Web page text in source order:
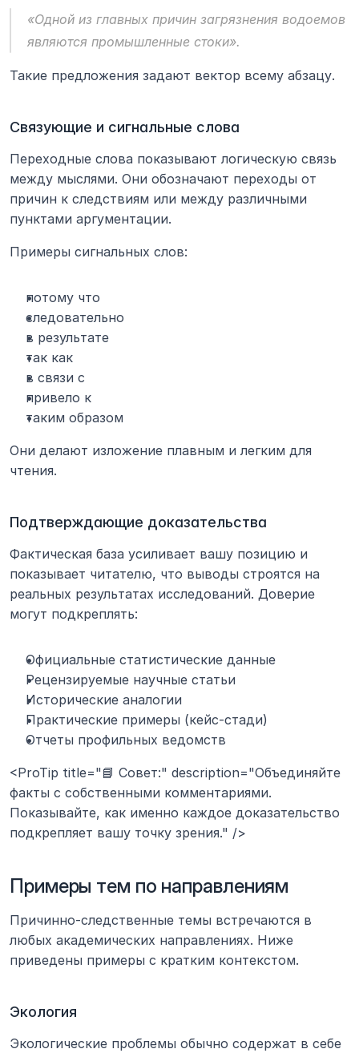
«Одной из главных причин загрязнения водоемов
являются промышленные стоки».
Такие предложения задают вектор всему абзацу.
Связующие и сигнальные слова
Переходные слова показывают логическую связь
между мыслями. Они обозначают переходы от
причин к следствиям или между различными
пунктами аргументации.
Примеры сигнальных слов:
потому что
следовательно
в результате
так как
в связи с
привело к
таким образом
Они делают изложение плавным и легким для
чтения.
Подтверждающие доказательства
Фактическая база усиливает вашу позицию и
показывает читателю, что выводы строятся на
реальных результатах исследований. Доверие
могут подкреплять:
Официальные статистические данные
Рецензируемые научные статьи
Исторические аналогии
Практические примеры (кейс-стади)
Отчеты профильных ведомств
<ProTip title="📘 Совет:" description="Объединяйте
факты с собственными комментариями.
Показывайте, как именно каждое доказательство
подкрепляет вашу точку зрения." />
Примеры тем по направлениям
Причинно-следственные темы встречаются в
любых академических направлениях. Ниже
приведены примеры с кратким контекстом.
Экология
Экологические проблемы обычно содержат в себе